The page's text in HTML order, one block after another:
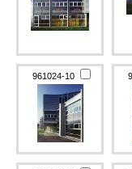
961024-10